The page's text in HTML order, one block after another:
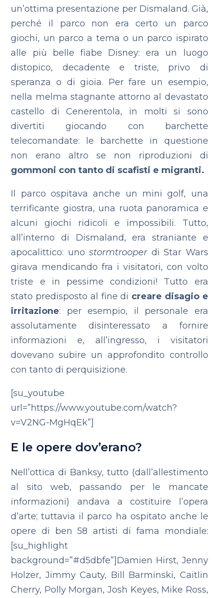
un’ottima presentazione per Dismaland. Già,
perché il parco non era certo un parco
giochi, un parco a tema o un parco ispirato
alle più belle fiabe Disney: era un luogo
distopico, decadente e triste, privo di
speranza o di gioia. Per fare un esempio,
nella melma stagnante attorno al devastato
castello di Cenerentola, in molti si sono
divertiti giocando con barchette
telecomandate: le barchette in questione
non erano altro se non riproduzioni di
gommoni con tanto di scafisti e migranti.
Il parco ospitava anche un mini golf, una
terrificante giostra, una ruota panoramica e
alcuni giochi ridicoli e impossibili. Tutto,
all’interno di Dismaland, era straniante e
apocalittico: unostormtrooperdi Star Wars
girava mendicando fra i visitatori, con volto
triste e in pessime condizioni! Tutto era
stato predisposto al fine di creare disagio e
irritazione: per esempio, il personale era
assolutamente disinteressato a fornire
informazioni e, all’ingresso, i visitatori
dovevano subire un approfondito controllo
con tanto di perquisizione.
[su_youtube
url=”https://www.youtube.com/watch?
v=V2NG-MgHqEk”]
E le opere dov’erano?
Nell’ottica di Banksy, tutto (dall’allestimento
al sito web, passando per le mancate
informazioni) andava a costituire l’opera
d’arte; tuttavia il parco ha ospitato anche le
opere di ben 58 artisti di fama mondiale:
[su_highlight
background=”#d5dbfe”]Damien Hirst, Jenny
Holzer, Jimmy Cauty, Bill Barminski, Caitlin
Cherry, Polly Morgan, Josh Keyes, Mike Ross,